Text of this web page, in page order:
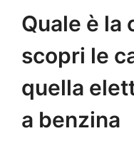
Quale è la
scopri le
quella
a benzina